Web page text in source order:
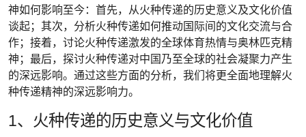
神如何影响至今：首先，从火种传递的历史意义及文化价值
谈起；其次，分析火种传递如何推动国际间的文化交流与合
作；接着，讨论火种传递激发的全球体育热情与奥林匹克精
神；最后，探讨火种传递对中国乃至全球的社会凝聚力产生
的深远影响。通过这些方面的分析，我们将更全面地理解火
种传递精神的深远影响力。
1、火种传递的历史意义与文化价值